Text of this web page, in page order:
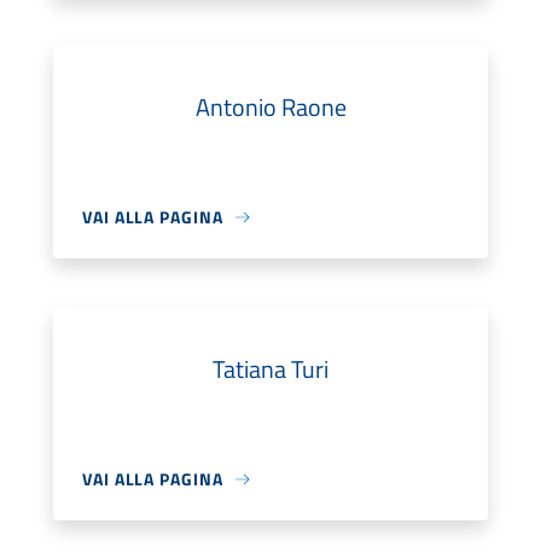
Antonio Raone
VAI ALLA PAGINA
Tatiana Turi
VAI ALLA PAGINA